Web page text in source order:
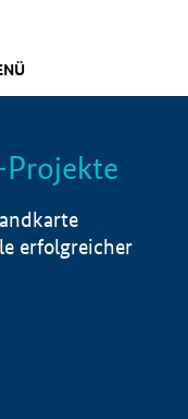
Info
erfolgreicher